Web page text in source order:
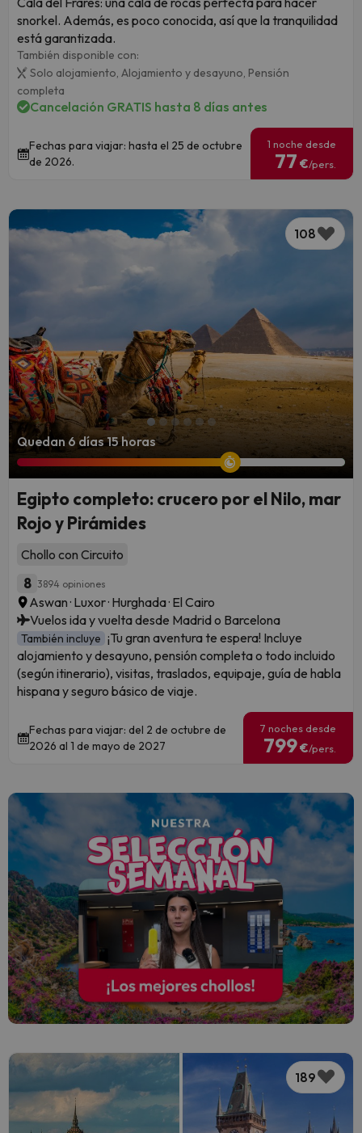
snorkel. Además, es poco conocida, así que la tranquilidad
está garantizada.
También disponible con:
Solo alojamiento, Alojamiento y desayuno, Pensión
completa
Cancelación GRATIS hasta 8 días antes
Fechas para viajar: hasta el 25 de octubre
de 2026.
1 noche desde
77 €/pers.
108
Quedan 6 días 15 horas
Egipto completo: crucero por el Nilo, mar
Rojo y Pirámides
Chollo con Circuito
8 3894 opiniones
Aswan · Luxor · Hurghada · El Cairo
Vuelos ida y vuelta desde Madrid o Barcelona
También incluye ¡Tu gran aventura te espera! Incluye
alojamiento y desayuno, pensión completa o todo incluido
(según itinerario), visitas, traslados, equipaje, guía de habla
hispana y seguro básico de viaje.
Fechas para viajar: del 2 de octubre de
2026 al 1 de mayo de 2027
7 noches desde
799€/pers.
189